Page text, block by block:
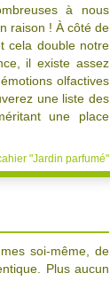
à nous
raison ! À côté de
cela double notre
il existe assez
olfactives
une liste des
une place
"Jardin parfumé"
soi-même, de
Plus aucun